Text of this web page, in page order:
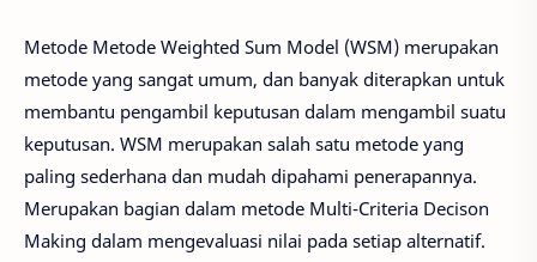
Metode Metode Weighted Sum Model (WSM) merupakan
metode yang sangat umum, dan banyak diterapkan untuk
membantu pengambil keputusan dalam mengambil suatu
keputusan. WSM merupakan salah satu metode yang
paling sederhana dan mudah dipahami penerapannya.
Merupakan bagian dalam metode Multi-Criteria Decison
Making dalam mengevaluasi nilai pada setiap alternatif.